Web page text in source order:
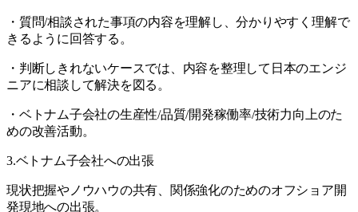
・質問/相談された事項の内容を理解し、分かりやすく理解で
きるように回答する。
・判断しきれないケースでは、内容を整理して日本のエンジ
ニアに相談して解決を図る。
・ベトナム子会社の生産性/品質/開発稼働率/技術力向上のた
めの改善活動。
3.ベトナム子会社への出張
現状把握やノウハウの共有、関係強化のためのオフショア開
発現地への出張。